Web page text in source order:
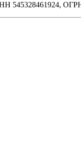
545328461924,